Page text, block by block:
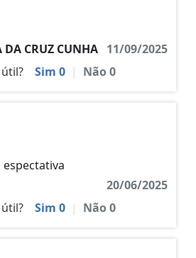
DA CRUZ CUNHA 11/09/2025
Sim 0 | Não0
20/06/2025
Sim 0 | Não0